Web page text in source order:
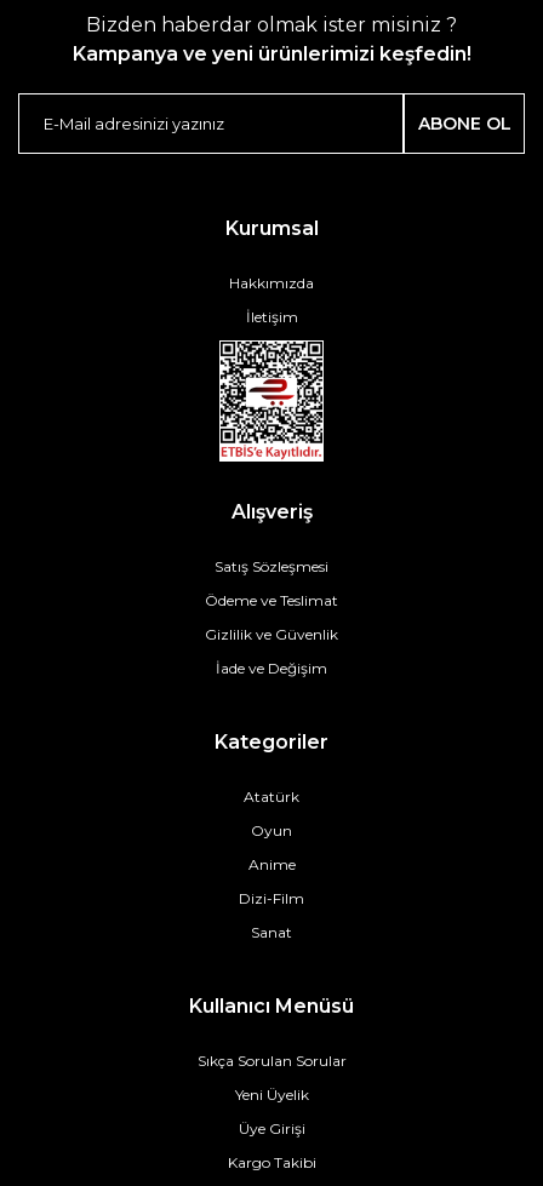
Bizden haberdar olmak ister misiniz ?
Kampanya ve yeni ürünlerimizi keşfedin!
ABONE OL
Kurumsal
Hakkımızda
İletişim
Alışveriş
Satış Sözleşmesi
Ödeme ve Teslimat
Gizlilik ve Güvenlik
İade ve Değişim
Kategoriler
Atatürk
Oyun
Anime
Dizi-Film
Sanat
Kullanıcı Menüsü
Sıkça Sorulan Sorular
Yeni Üyelik
Üye Girişi
Kargo Takibi